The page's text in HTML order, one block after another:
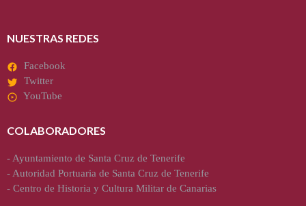
NUESTRAS REDES
Facebook
Twitter
YouTube
COLABORADORES
-Ayuntamiento de Santa Cruz de Tenerife
-Autoridad Portuaria de Santa Cruz de Tenerife
- Centro de Historia y Cultura Militar de Canarias